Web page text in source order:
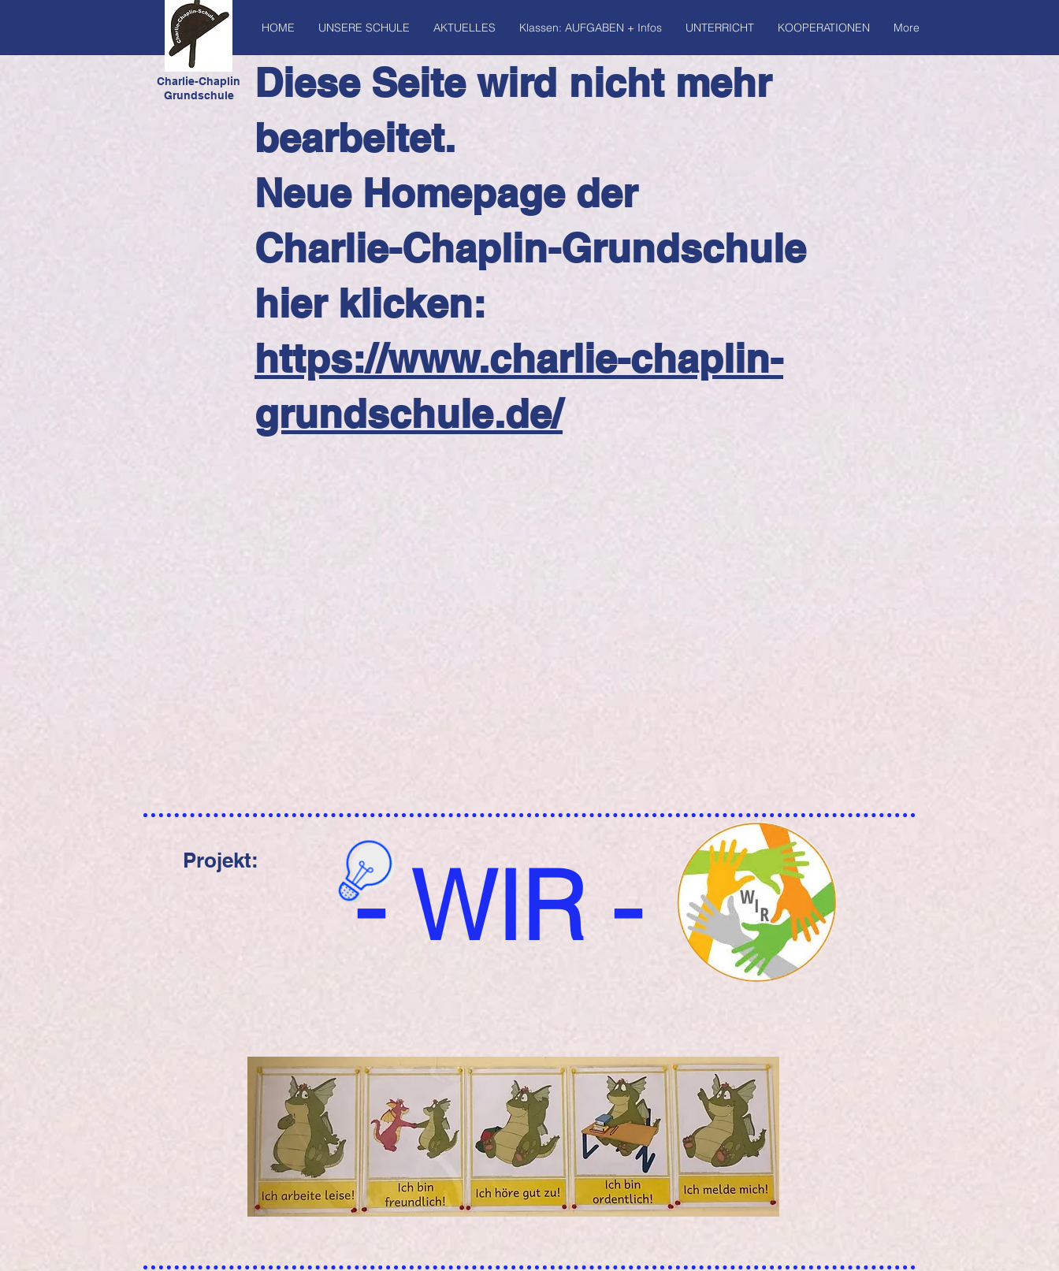
HOME UNSERE SCHULE AKTUELLES Klassen: AUFGABEN + Infos UNTERRICHT KOOPERATIONEN More
Diese Seite wird nicht mehr
bearbeitet.
Neue Homepage der
Charlie-Chaplin-Grundschule
hier klicken:
https://www.charlie-chaplin-
grundschule.de/
Projekt: - WIR -
Charlie-Chaplin
Grundschule